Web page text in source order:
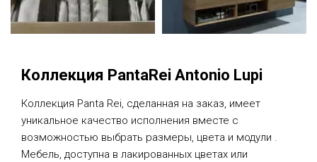
Коллекция PantaRei Antonio Lupi
Коллекция Panta Rei, сделанная на заказ, имеет
уникальное качество исполнения вместе с
возможностью выбрать размеры, цвета и модули .
Мебель, доступна в лакированных цветах или